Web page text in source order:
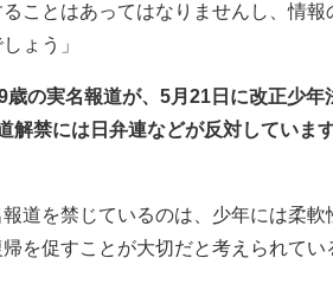
ことはあってはなりませんし、情報
ょう」
の実名報道が、5月21日に改正少年
解禁には日弁連などが反対していま
道を禁じているのは、少年には柔軟
を促すことが大切だと考えられてい